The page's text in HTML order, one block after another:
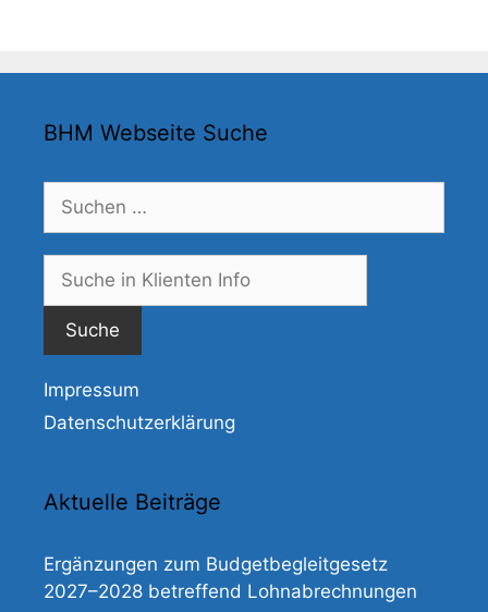
BHM Webseite Suche
nach:
Impressum
Datenschutzerklärung
Aktuelle Beiträge
Ergänzungen zum Budgetbegleitgesetz
2027–2028 betreffend Lohnabrechnungen